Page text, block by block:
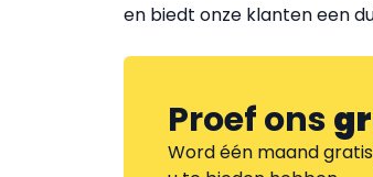
en biedt onze klanten een
Proef ons
Word één maand gratis